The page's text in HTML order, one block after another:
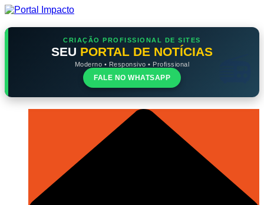
Ir
o
CRIAÇÃO PROFISSIONAL DE SITES
SEU PORTAL DE NOTÍCIAS
Moderno • Responsivo • Profissional
FALE NO WHATSAPP